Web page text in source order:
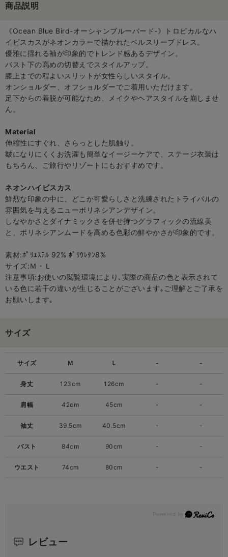
商品説明
《Ocean Blue Bird-オーシャンブルーバード-》トロピカルなハ
イビスカスがネオンカラーで描かれたベルスリーブドレス。
優雅に揺れる袖が印象的でトレンド感あるデザイン。
バスト下の高めの切替えでスタイルアップ。
膝上までの程よいスリットが女性らしいスタイル。
オンショルダー、オフショルダーでご着用いただけます。
足下からの着脱が可能なため、メイクやヘアスタイルを崩しませ
ん。
Material
伸縮性にすぐれ、さらっとした肌触り。
皺になりにくくお洗濯も簡単なイージーケアで、ステージ衣装は
もちろん、ご旅行やリゾートにもおすすめです。
ネオンハイビスカス
鮮烈な印象の中に、どこか可愛らしさと洗練されたトライバルの
雰囲気を与えるニューポリネシアンデザイン。
しなやかさとダイナミックさを併せ持つグラフィックの流線美
と、ポリネシアンムードを高める色彩の鮮やかさが印象的です。
素材:ﾎﾟﾘｴｽﾃﾙ 92% ﾎﾟﾘｳﾚﾀﾝ8%
サイズ:Ｍ・Ｌ
注意事項:お使いの閲覧環境により､実際の商品の色と表示されて
いる色に若干の違いが生じることがございます｡ご理解とご了承を
お願いします｡
サイズ
サイズ
身丈
肩幅
袖丈
バスト
ウエスト
Ｍ
123cm
42cm
39.5cm
84cm
74cm
Ｌ
126cm
45cm
40.5cm
90cm
80cm
-
-
-
-
-
-
-
-
-
-
-
-
レビュー